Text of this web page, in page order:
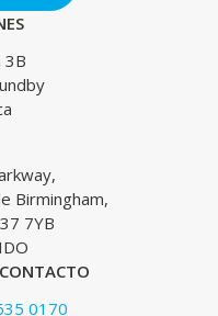
3B
Birmingham,
7YB
0170